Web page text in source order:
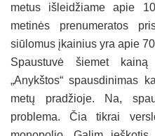
metus išleidžiame apie
metinės prenumeratos
siūlomus įkainius yra apie
Spaustuvė šiemet
„Anykštos“ spausdinimas
metų pradžioje. Na,
problema. Čia tikrai